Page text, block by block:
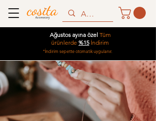
Ağustos ayına özel Tüm
ürünlerde %15İndirim
*İndirim sepette otomatik uygulanır.